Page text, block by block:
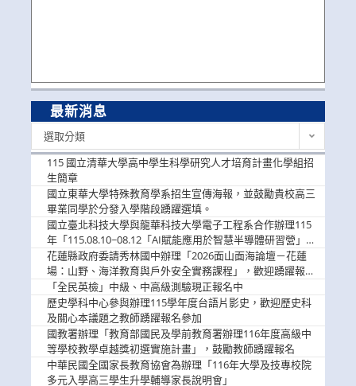
最新消息
選取分類
115 國立清華大學高中學生科學研究人才培育計畫化學組招
生簡章
國立東華大學特殊教育學系招生宣傳海報，並鼓勵貴校高三
畢業同學於分發入學階段踴躍選填。
國立臺北科技大學與龍華科技大學電子工程系合作辦理115
年「115.08.10~08.12「AI賦能應用於智慧半導體研習營」，
歡迎學生踴躍報名參加
花蓮縣政府委請秀林國中辦理「2026面山面海論壇－花蓮
場：山野、海洋教育與戶外安全實務課程」，歡迎踴躍報名
參加
「全民英檢」中級、中高級測驗現正報名中
歷史學科中心參與辦理115學年度台語片影史，歡迎歷史科
及關心本議題之教師踴躍報名參加
國教署辦理「教育部國民及學前教育署辦理116年度高級中
等學校教學卓越獎初選實施計畫」，鼓勵教師踴躍報名
中華民國全國家長教育協會為辦理「116年大學及技專校院
多元入學高三學生升學輔導家長說明會」